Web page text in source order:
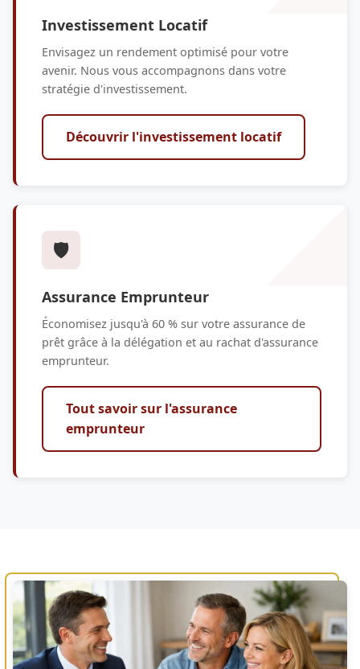
Investissement Locatif
Envisagez un rendement optimisé pour votre
avenir. Nous vous accompagnons dans votre
stratégie d'investissement.
Découvrir l'investissement locatif
🛡️
Assurance Emprunteur
Économisez jusqu'à 60 % sur votre assurance de
prêt grâce à la délégation et au rachat d'assurance
emprunteur.
Tout savoir sur l'assurance
emprunteur